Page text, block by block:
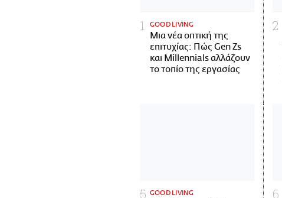
GOOD LIVING
Μια νέα οπτική της
επιτυχίας: Πώς Gen Zs
και Millennials αλλάζουν
το τοπίο της εργασίας
GOOD LIVING